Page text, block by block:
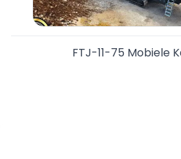
FTJ-11-75 Mobiele